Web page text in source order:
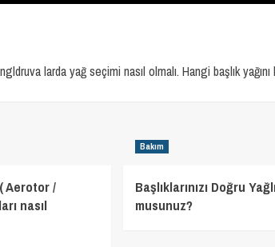
larda yağ seçimi nasıl olmalı. Hangi başlık yağını
Aerotor /
nasıl
Bakım
Başlıklarınızı Doğru
musunuz?